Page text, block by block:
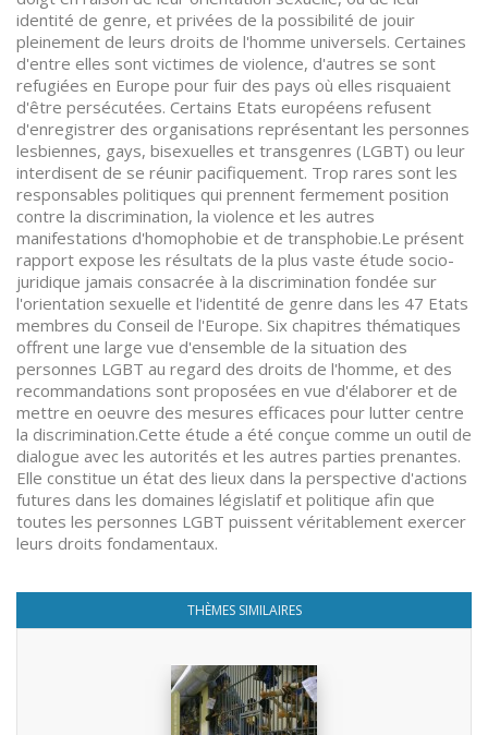
identité de genre, et privées de la possibilité de jouir
pleinement de leurs droits de l'homme universels. Certaines
d'entre elles sont victimes de violence, d'autres se sont
refugiées en Europe pour fuir des pays où elles risquaient
d'être persécutées. Certains Etats européens refusent
d'enregistrer des organisations représentant les personnes
lesbiennes, gays, bisexuelles et transgenres (LGBT) ou leur
interdisent de se réunir pacifiquement. Trop rares sont les
responsables politiques qui prennent fermement position
contre la discrimination, la violence et les autres
manifestations d'homophobie et de transphobie.Le présent
rapport expose les résultats de la plus vaste étude socio-
juridique jamais consacrée à la discrimination fondée sur
l'orientation sexuelle et l'identité de genre dans les 47 Etats
membres du Conseil de l'Europe. Six chapitres thématiques
offrent une large vue d'ensemble de la situation des
personnes LGBT au regard des droits de l'homme, et des
recommandations sont proposées en vue d'élaborer et de
mettre en oeuvre des mesures efficaces pour lutter centre
la discrimination.Cette étude a été conçue comme un outil de
dialogue avec les autorités et les autres parties prenantes.
Elle constitue un état des lieux dans la perspective d'actions
futures dans les domaines législatif et politique afin que
toutes les personnes LGBT puissent véritablement exercer
leurs droits fondamentaux.
THÈMES SIMILAIRES